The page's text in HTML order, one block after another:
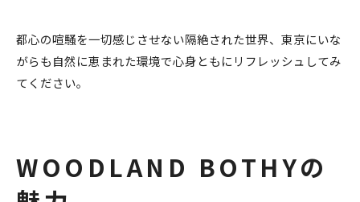
都心の喧騒を一切感じさせない隔絶された世界、東京にいな
がらも自然に恵まれた環境で心身ともにリフレッシュしてみ
てください。
WOODLAND BOTHYの